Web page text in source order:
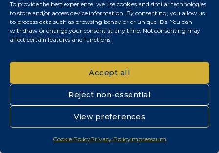
To provide the best experience, we use cookies and similar technologies
to store and/or access device information. By consenting, you allow us
to process data such as browsing behavior or unique IDs. You can
withdraw or change your consent at any time. Not consenting may
affect certain features and functions.
Accept all
Reject non-essential
View preferences
Cookie PolicyPrivacy PolicyImpresszum
felszereltség, hirdetés
szövege.
Nem kerül továbbításra az
(házszám, helyrajzi szám).
8. Adatbiztonság És
Az Adatkezelő gondoskodik
az adatok biztonságáról, és
megtesz minden intézkedést